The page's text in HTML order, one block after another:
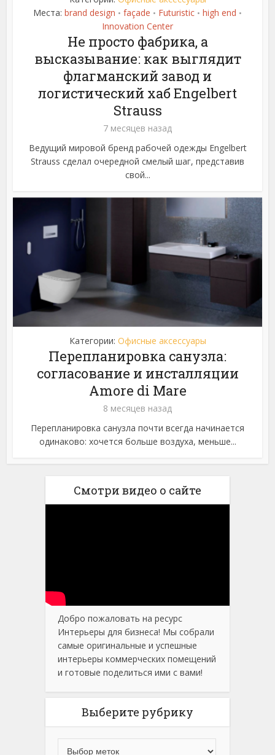
Места: brand design • façade • Futuristic • high end •
Innovation Center
Не просто фабрика, а
высказывание: как выглядит
флагманский завод и
логистический хаб Engelbert
Strauss
7 месяцев назад
Ведущий мировой бренд рабочей одежды Engelbert
Strauss сделал очередной смелый шаг, представив
свой...
Категории: Офисные аксессуары
Перепланировка санузла:
согласование и инсталляции
Amore di Mare
8 месяцев назад
Перепланировка санузла почти всегда начинается
одинаково: хочется больше воздуха, меньше...
Смотри видео о сайте
Добро пожаловать на ресурс
Интерьеры для бизнеса! Мы собрали
самые оригинальные и успешные
интерьеры коммерческих помещений
и готовые поделиться ими с вами!
Выберите рубрику